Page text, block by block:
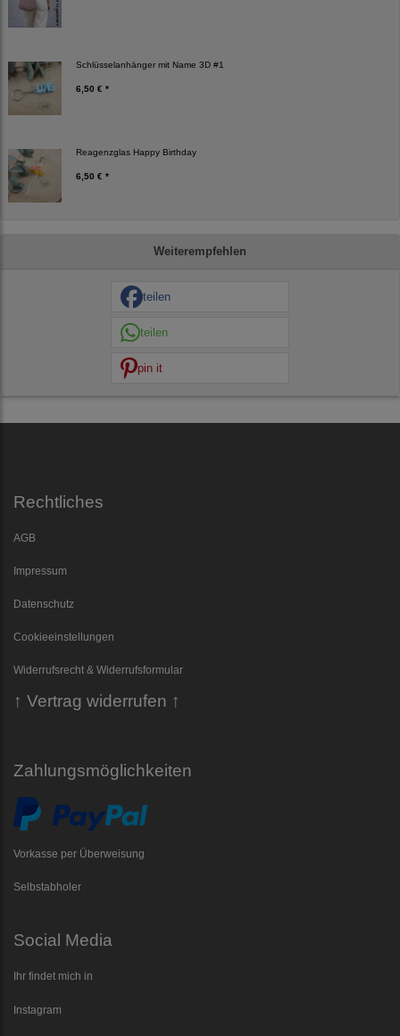
Schlüsselanhänger mit Name 3D #1
6,50 € *
Reagenzglas Happy Birthday
6,50 € *
Weiterempfehlen
teilen
teilen
pin it
Rechtliches
AGB
Impressum
Datenschutz
Cookieeinstellungen
Widerrufsrecht & Widerrufsformular
↑ Vertrag widerrufen ↑
Zahlungsmöglichkeiten
Vorkasse per Überweisung
Selbstabholer
Social Media
Ihr findet mich in
Instagram